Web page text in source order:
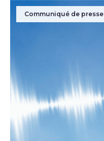
Communiqué de presse